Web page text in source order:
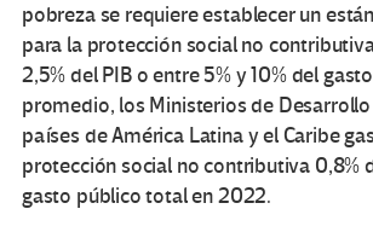
pobreza se requiere establecer un
para la protección social no
2,5% del PIB o entre 5% y 10% del
promedio, los Ministerios de
países de América Latina y el Caribe
protección social no contributiva 0,8%
gasto público total en 2022.